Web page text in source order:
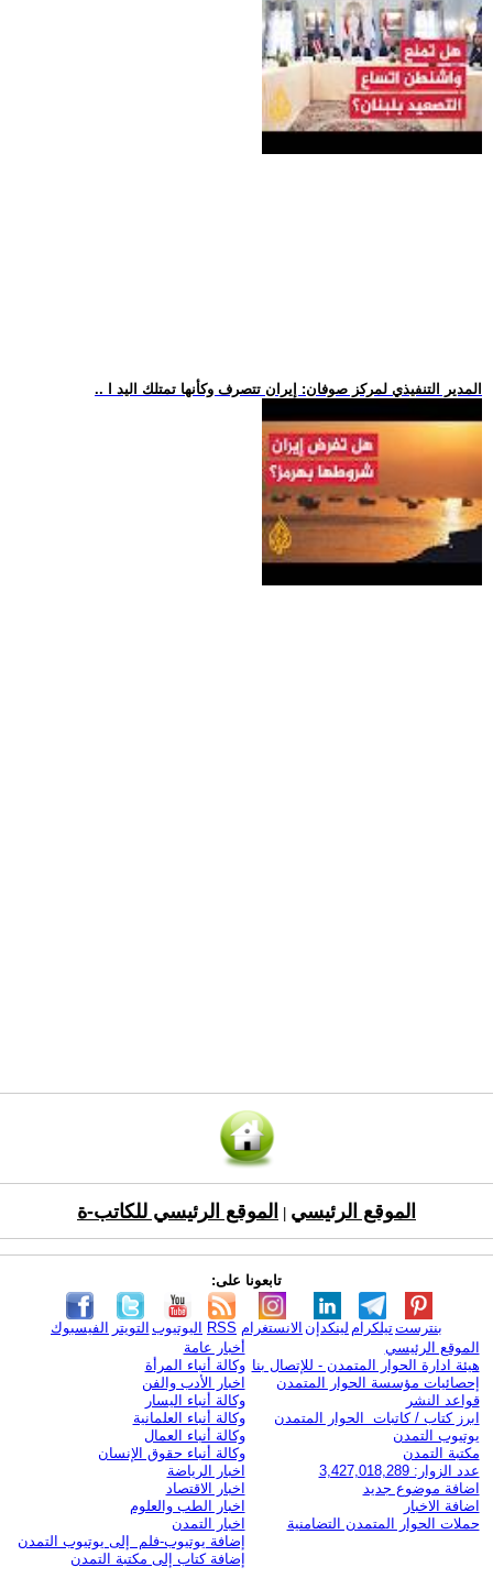
.. المدير التنفيذي لمركز صوفان: إيران تتصرف وكأنها تمتلك اليد ا
الموقع الرئيسي الموقع الرئيسي للكاتب-ة
تابعونا على:
الفيسبوك التويتر اليوتيوب RSS الانستغرام لينكدإن تيلكرامبنترست
الموقع الرئيسي
هيئة ادارة الحوار المتمدن - للإتصال بنا
إحصائيات مؤسسة الحوار المتمدن
قواعد النشر
ابرز كتاب / كاتبات الحوار المتمدن
يوتيوب التمدن
مكتبة التمدن
عدد الزوار: 3,427,018,289
اضافة موضوع جديد
اضافة الاخبار
حملات الحوار المتمدن التضامنية
أخبار عامة
وكالة أنباء المرأة
اخبار الأدب والفن
وكالة أنباء اليسار
وكالة أنباء العلمانية
وكالة أنباء العمال
وكالة أنباء حقوق الإنسان
اخبار الرياضة
اخبار الاقتصاد
اخبار الطب والعلوم
اخبار التمدن
إضافة يوتيوب-فلم إلى يوتيوب التمدن
إضافة كتاب إلى مكتبة التمدن